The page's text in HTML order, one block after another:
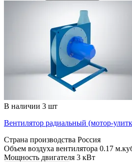
В наличии 3 шт
Вентилятор радиальный (мотор-
Страна производства Россия
Объем воздуха вентилятора 0.17
Мощность двигателя 3 кВт